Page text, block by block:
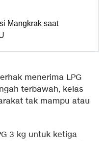
Mangkrak saat
menerima LPG
terbawah, kelas
tak mampu atau
3 kg untuk ketiga